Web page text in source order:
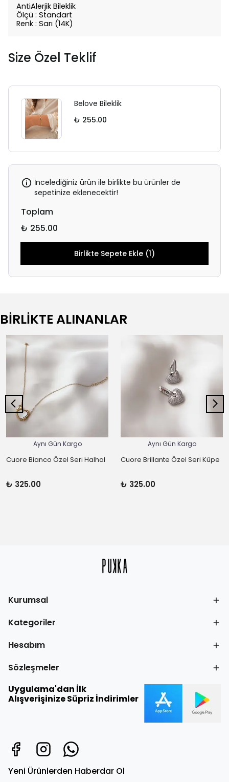
AntiAlerjik Bileklik
Ölçü : Standart
Renk : Sarı (14K)
Size Özel Teklif
Belove Bileklik
₺ 255.00
İncelediğiniz ürün ile birlikte bu ürünler de
sepetinize eklenecektir!
Toplam
₺ 255.00
Birlikte Sepete Ekle (1)
BİRLİKTE ALINANLAR
Aynı Gün Kargo
Cuore Bianco Özel Seri Halhal
₺ 325.00
Aynı Gün Kargo
Cuore Brillante Özel Seri Küpe
₺ 325.00
Kurumsal
Kategoriler
Hesabım
Sözleşmeler
Uygulama'dan İlk
Alışverişinize Süpriz İndirimler
Yeni Ürünlerden Haberdar Ol